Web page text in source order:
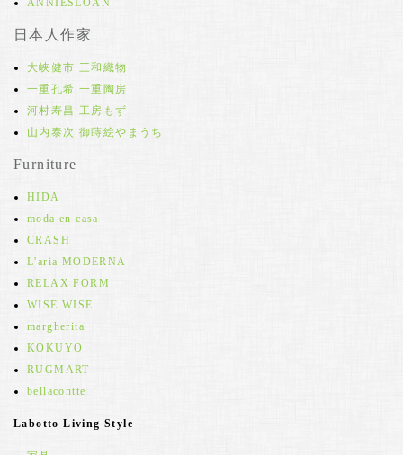
ANNIESLOAN
日本人作家
大峡健市 三和織物
一重孔希 一重陶房
河村寿昌 工房もず
山内泰次 御蒔絵やまうち
Furniture
HIDA
moda en casa
CRASH
L'aria MODERNA
RELAX FORM
WISE WISE
margherita
KOKUYO
RUGMART
bellacontte
Labotto Living Style